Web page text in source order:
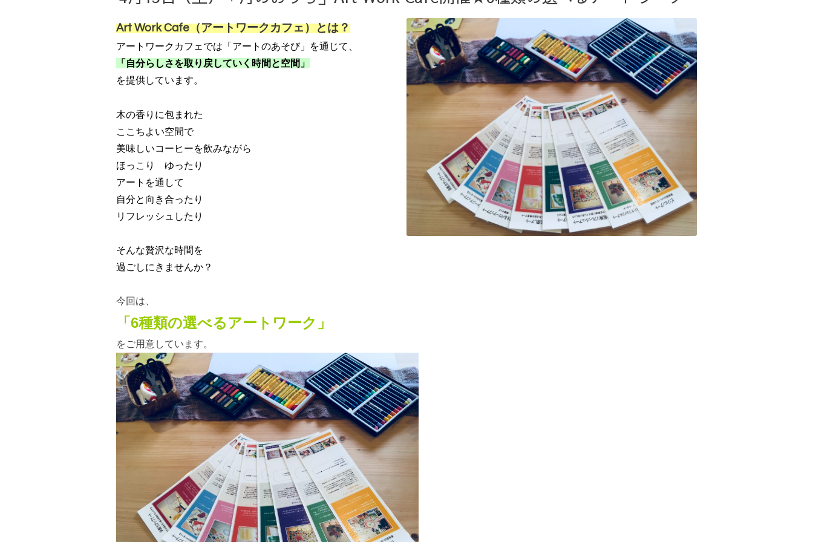
Art Work Cafe（アートワークカフェ）とは？
アートワークカフェでは「アートのあそび」を通じて、
「自分らしさを取り戻していく時間と空間」
を提供しています。
木の香りに包まれた
ここちよい空間で
美味しいコーヒーを飲みながら
ほっこり ゆったり
アートを通して
自分と向き合ったり
リフレッシュしたり
そんな贅沢な時間を
過ごしにきませんか？
今回は、
「6種類の選べるアートワーク」
をご用意しています。